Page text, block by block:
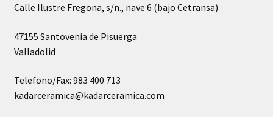
Calle Ilustre Fregona, s/n., nave 6 (bajo Cetransa)
47155 Santovenia de Pisuerga
Valladolid
Telefono/Fax: 983 400 713
kadarceramica@kadarceramica.com